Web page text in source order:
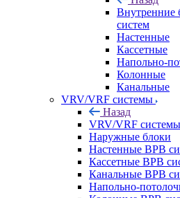
Внутренние
систем
Настенные
Кассетные
Напольно-
Колонные
Канальные
VRV/VRF системы
Назад
VRV/VRF системы
Наружные блоки
Настенные ВРВ
Кассетные ВРВ
Канальные ВРВ
Напольно-